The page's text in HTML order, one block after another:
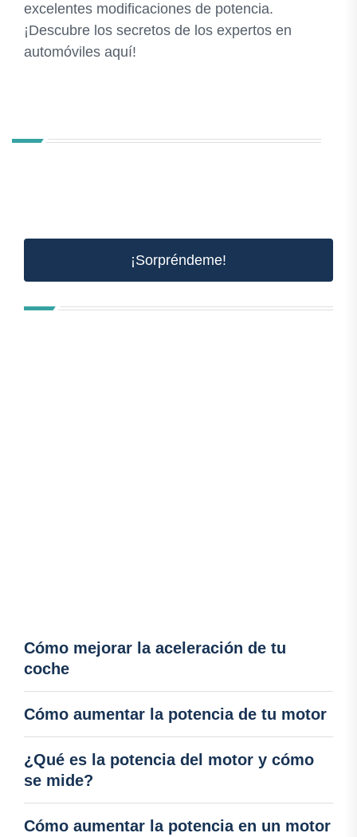
excelentes modificaciones de potencia.
¡Descubre los secretos de los expertos en
automóviles aquí!
¡Sorpréndeme!
Cómo mejorar la aceleración de tu
coche
Cómo aumentar la potencia de tu motor
¿Qué es la potencia del motor y cómo
se mide?
Cómo aumentar la potencia en un motor